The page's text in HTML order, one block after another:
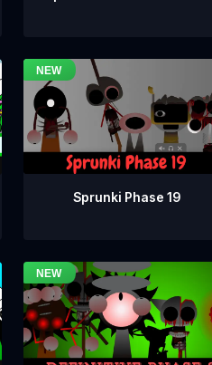
Sprunki Phase 19